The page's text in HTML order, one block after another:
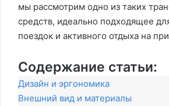
мы рассмотрим одно из таких
средств, идеально подходящее
поездок и активного отдыха на
Содержание статьи:
Дизайн и эргономика
Внешний вид и материалы